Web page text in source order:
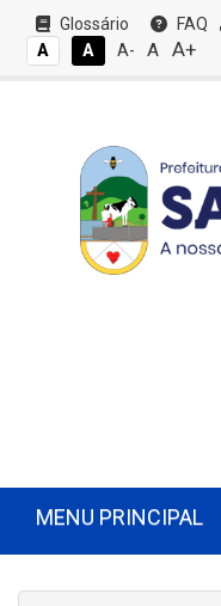
Glossário FAQ
A
A A- A A+
MENU PRINCIPAL